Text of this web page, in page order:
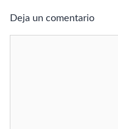
Deja un comentario